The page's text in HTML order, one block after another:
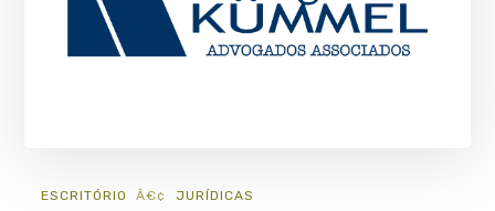
ESCRITÓRIO JURÍ­DICAS